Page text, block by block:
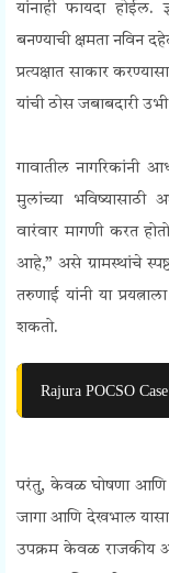
यांनाही फायदा होईल.
बनण्याची क्षमता नविन
प्रत्यक्षात साकार
यांची ठोस जबाबदारी उभी
गावातील नागरिकांनी
मुलांच्या
वारंवार मागणी करत
आहे,” असे ग्रामस्थांचे
तरुणाई यांनी या
शकतो.
Rajura POCSO
परंतु, केवळ घोषणा आणि
जागा आणि देखभाल
उपक्रम केवळ राजकीय